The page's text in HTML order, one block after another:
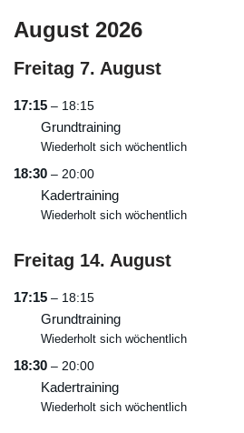
August 2026
Freitag 7. August
17:15 – 18:15
Grundtraining
Wiederholt sich wöchentlich
18:30 – 20:00
Kadertraining
Wiederholt sich wöchentlich
Freitag 14. August
17:15 – 18:15
Grundtraining
Wiederholt sich wöchentlich
18:30 – 20:00
Kadertraining
Wiederholt sich wöchentlich